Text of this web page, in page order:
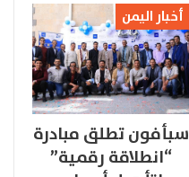
أخبار اليمن
سبأفون تطلق مبادرة
“انطلاقة رقمية”